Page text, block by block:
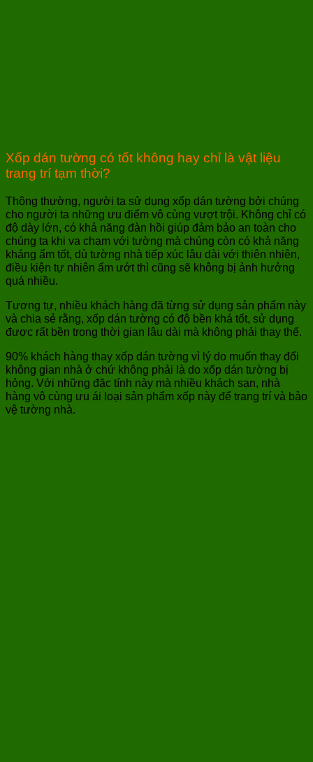
Xốp dán tường có tốt không hay chỉ là vật liệu
trang trí tạm thời?
Thông thường, người ta sử dụng xốp dán tường bởi chúng
cho người ta những ưu điểm vô cùng vượt trội. Không chỉ có
độ dày lớn, có khả năng đàn hồi giúp đảm bảo an toàn cho
chúng ta khi va chạm với tường mà chúng còn có khả năng
kháng ẩm tốt, dù tường nhà tiếp xúc lâu dài với thiên nhiên,
điều kiện tự nhiên ẩm ướt thì cũng sẽ không bị ảnh hưởng
quá nhiều.
Tương tự, nhiều khách hàng đã từng sử dụng sản phẩm này
và chia sẻ rằng, xốp dán tường có độ bền khá tốt, sử dụng
được rất bền trong thời gian lâu dài mà không phải thay thế.
90% khách hàng thay xốp dán tường vì lý do muốn thay đổi
không gian nhà ở chứ không phải là do xốp dán tường bị
hỏng. Với những đặc tính này mà nhiều khách sạn, nhà
hàng vô cùng ưu ái loại sản phẩm xốp này để trang trí và bảo
vệ tường nhà.